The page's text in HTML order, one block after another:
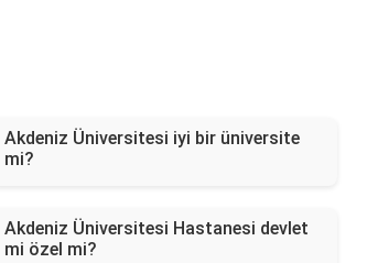
Akdeniz Üniversitesi iyi bir üniversite
mi?
Akdeniz Üniversitesi Hastanesi devlet
mi özel mi?